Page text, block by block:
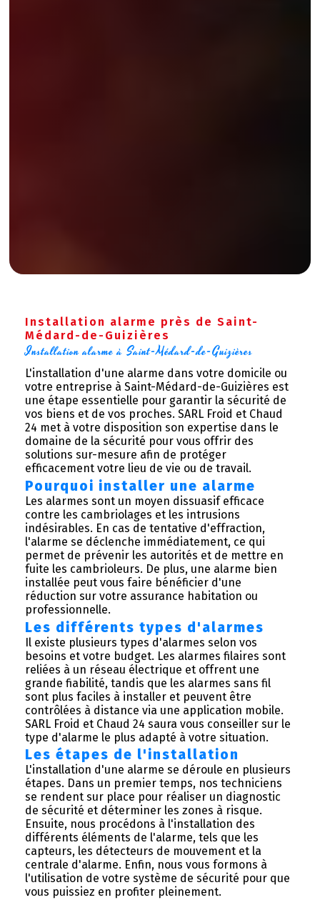
Installation alarme près de Saint-
Médard-de-Guizières
Installation alarme à Saint-Médard-de-Guizières
L'installation d'une alarme dans votre domicile ou
votre entreprise à Saint-Médard-de-Guizières est
une étape essentielle pour garantir la sécurité de
vos biens et de vos proches. SARL Froid et Chaud
24 met à votre disposition son expertise dans le
domaine de la sécurité pour vous offrir des
solutions sur-mesure afin de protéger
efficacement votre lieu de vie ou de travail.
Pourquoi installer une alarme
Les alarmes sont un moyen dissuasif efficace
contre les cambriolages et les intrusions
indésirables. En cas de tentative d'effraction,
l'alarme se déclenche immédiatement, ce qui
permet de prévenir les autorités et de mettre en
fuite les cambrioleurs. De plus, une alarme bien
installée peut vous faire bénéficier d'une
réduction sur votre assurance habitation ou
professionnelle.
Les différents types d'alarmes
Il existe plusieurs types d'alarmes selon vos
besoins et votre budget. Les alarmes filaires sont
reliées à un réseau électrique et offrent une
grande fiabilité, tandis que les alarmes sans fil
sont plus faciles à installer et peuvent être
contrôlées à distance via une application mobile.
SARL Froid et Chaud 24 saura vous conseiller sur le
type d'alarme le plus adapté à votre situation.
Les étapes de l'installation
L'installation d'une alarme se déroule en plusieurs
étapes. Dans un premier temps, nos techniciens
se rendent sur place pour réaliser un diagnostic
de sécurité et déterminer les zones à risque.
Ensuite, nous procédons à l'installation des
différents éléments de l'alarme, tels que les
capteurs, les détecteurs de mouvement et la
centrale d'alarme. Enfin, nous vous formons à
l'utilisation de votre système de sécurité pour que
vous puissiez en profiter pleinement.